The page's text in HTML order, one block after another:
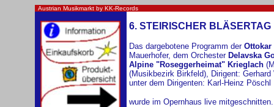
Austrian Musikmarkt by KK-Records
6. STEIRISCHER BLÄSERTAG
Das dargebotene Programm der Ottokar
Mauerhofer, dem Orchester Delavska
Alpine "Roseggerheimat" Krieglach
(Musikbezirk Birkfeld), Dirigent:
unter dem Dirigenten: Karl-Heinz Pöschl
wurde im Opernhaus live mitgeschnitten.